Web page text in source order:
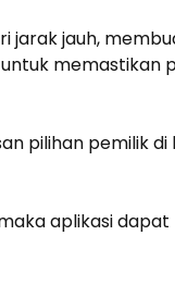
jarak jauh,
memastikan
pilihan pemilik di
aplikasi dapat